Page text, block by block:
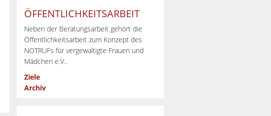
ÖFFENTLICHKEITSARBEIT
Neben der Beratungsarbeit gehört die
Öffentlichkeitsarbeit zum Konzept des
NOTRUFs für vergewaltigte Frauen und
Mädchen e.V..
Ziele
Archiv